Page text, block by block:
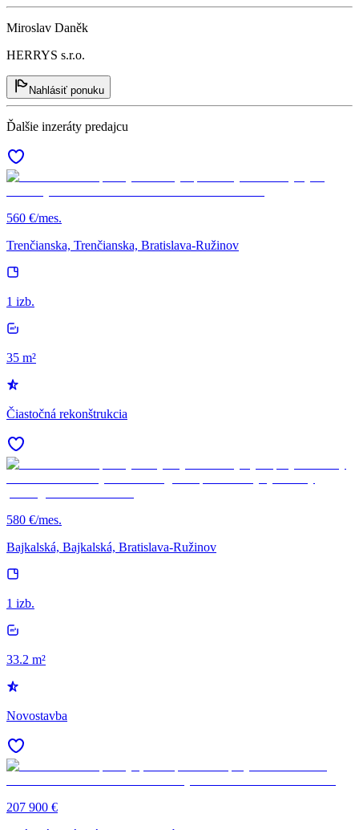
Miroslav Daněk
HERRYS s.r.o.
Nahlásiť ponuku
Ďalšie inzeráty predajcu
560 €/mes.
Trenčianska, Trenčianska, Bratislava-Ružinov
1 izb.
35 m²
Čiastočná rekonštrukcia
580 €/mes.
Bajkalská, Bajkalská, Bratislava-Ružinov
1 izb.
33.2 m²
Novostavba
207 900 €